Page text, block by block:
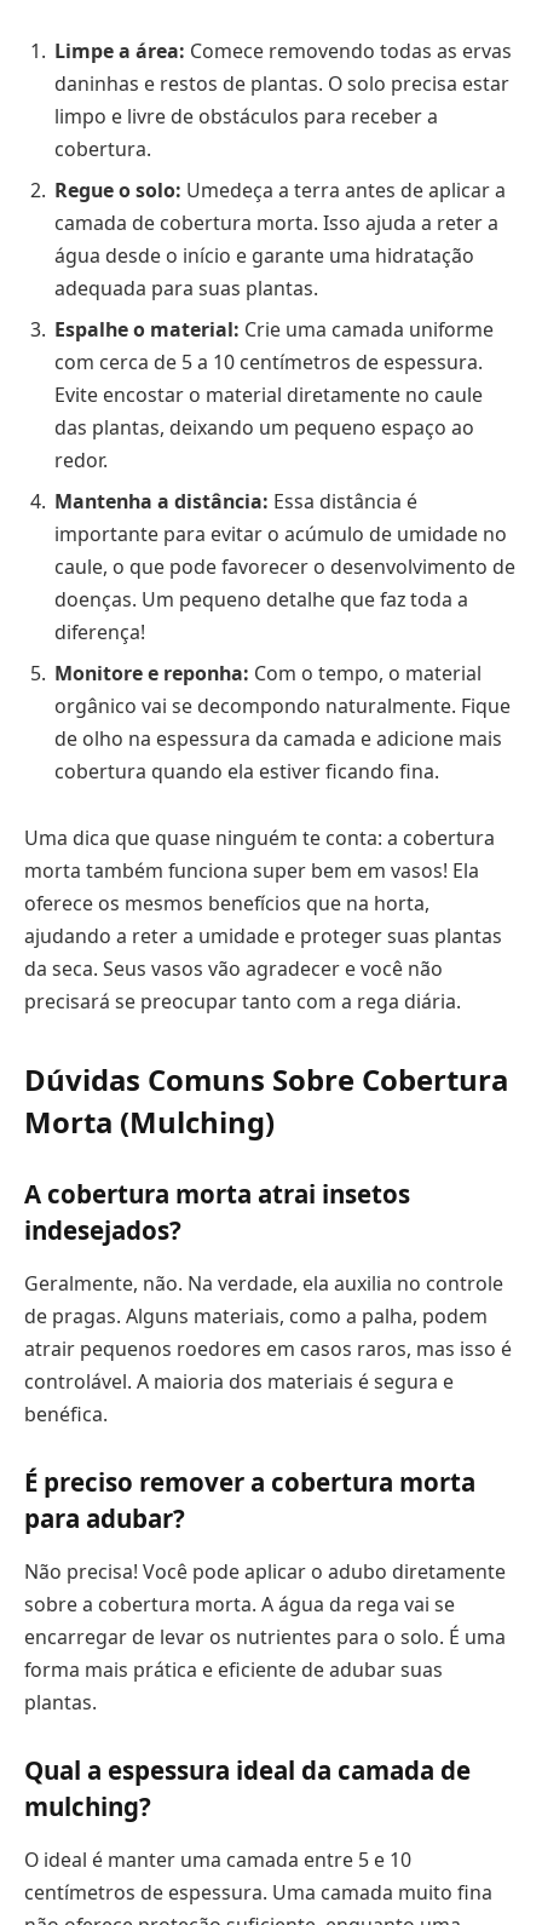
Limpe a área: Comece removendo todas as ervas
daninhas e restos de plantas. O solo precisa estar
limpo e livre de obstáculos para receber a
cobertura.
Regue o solo: Umedeça a terra antes de aplicar a
camada de cobertura morta. Isso ajuda a reter a
água desde o início e garante uma hidratação
adequada para suas plantas.
Espalhe o material: Crie uma camada uniforme
com cerca de 5 a 10 centímetros de espessura.
Evite encostar o material diretamente no caule
das plantas, deixando um pequeno espaço ao
redor.
Mantenha a distância: Essa distância é
importante para evitar o acúmulo de umidade no
caule, o que pode favorecer o desenvolvimento de
doenças. Um pequeno detalhe que faz toda a
diferença!
Monitore e reponha: Com o tempo, o material
orgânico vai se decompondo naturalmente. Fique
de olho na espessura da camada e adicione mais
cobertura quando ela estiver ficando fina.
Uma dica que quase ninguém te conta: a cobertura
morta também funciona super bem em vasos! Ela
oferece os mesmos benefícios que na horta,
ajudando a reter a umidade e proteger suas plantas
da seca. Seus vasos vão agradecer e você não
precisará se preocupar tanto com a rega diária.
Dúvidas Comuns Sobre Cobertura
Morta (Mulching)
A cobertura morta atrai insetos
indesejados?
Geralmente, não. Na verdade, ela auxilia no controle
de pragas. Alguns materiais, como a palha, podem
atrair pequenos roedores em casos raros, mas isso é
controlável. A maioria dos materiais é segura e
benéfica.
É preciso remover a cobertura morta
para adubar?
Não precisa! Você pode aplicar o adubo diretamente
sobre a cobertura morta. A água da rega vai se
encarregar de levar os nutrientes para o solo. É uma
forma mais prática e eficiente de adubar suas
plantas.
Qual a espessura ideal da camada de
mulching?
O ideal é manter uma camada entre 5 e 10
centímetros de espessura. Uma camada muito fina